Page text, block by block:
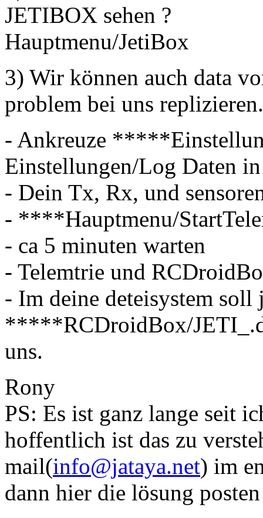
JETIBOX sehen ?
Hauptmenu/JetiBox
3) Wir können auch data
problem bei uns replizieren.
- Ankreuze
Einstellungen/Log Daten
- Dein Tx, Rx, und
- ****Hauptmenu/
- ca 5 minuten warten
- Telemtrie und
- Im deine deteisystem soll
*****RCDroidBox/
uns.
Rony
PS: Es ist ganz lange seit
hoffentlich ist das zu
mail(info@jataya.net) im
dann hier die lösung